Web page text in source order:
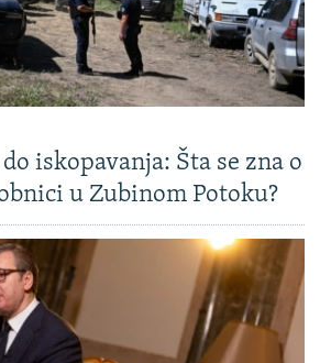
iskopavanja: Šta se zna o
u Zubinom Potoku?